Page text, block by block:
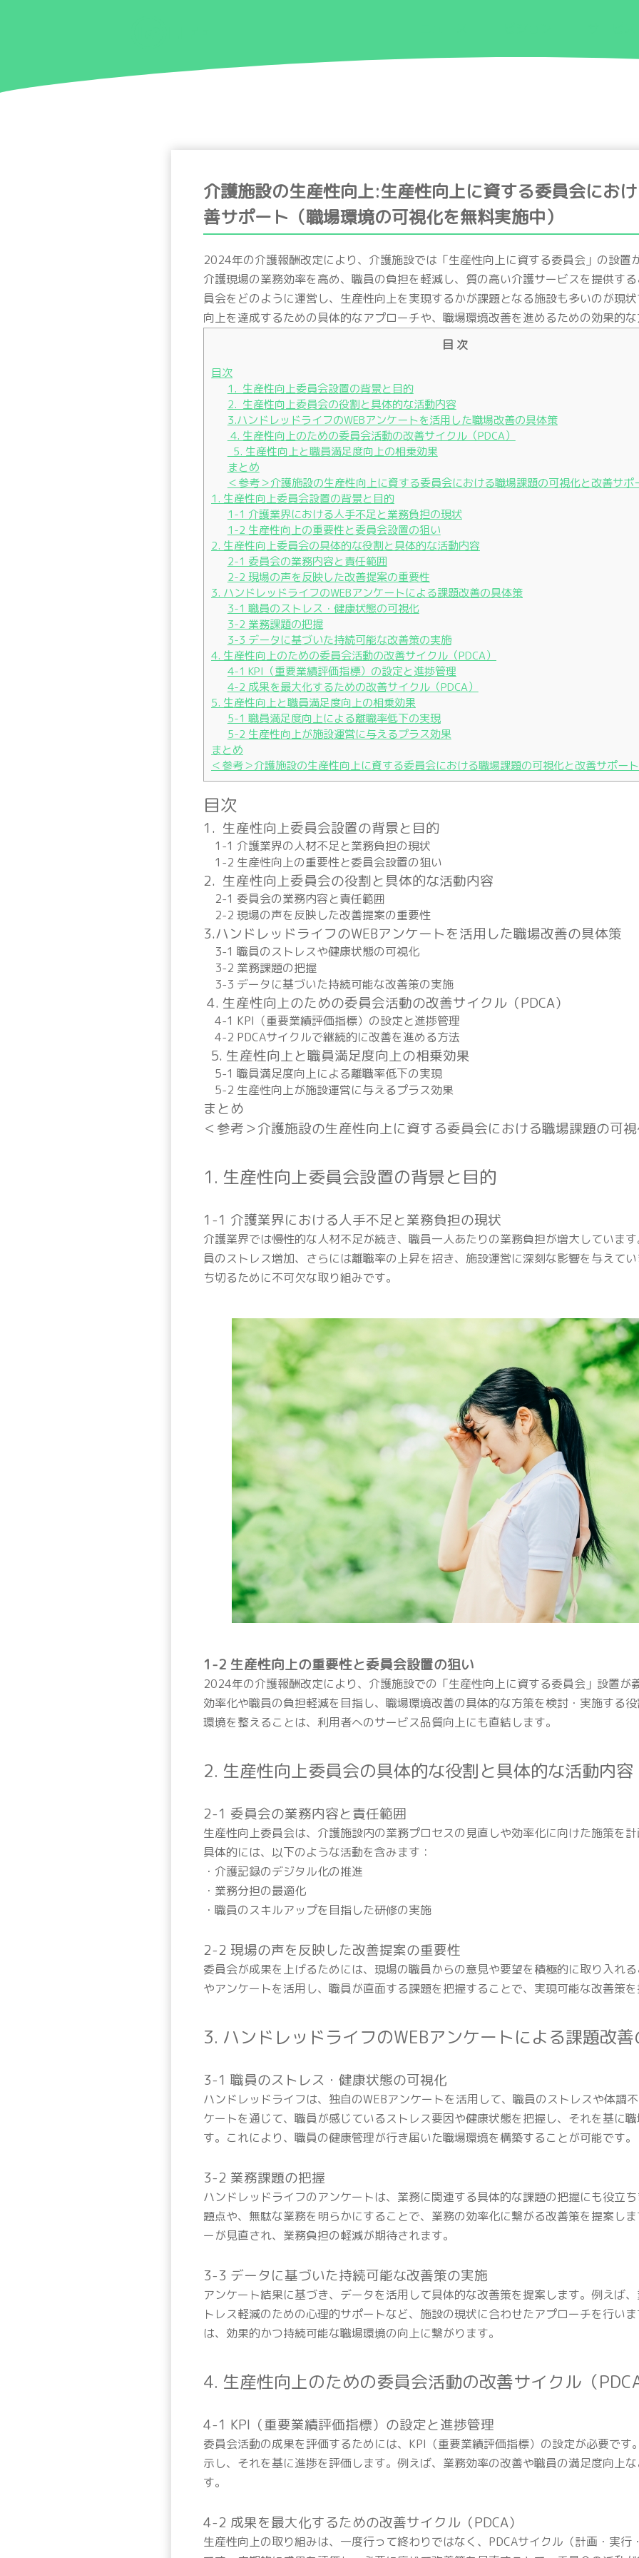
介護施設の生産性向上:生産性向上に資する委員会にお
善サポート（職場環境の可視化を無料実施中）
2024年の介護報酬改定により、介護施設では「生産性向上に資する委員会」の設置
介護現場の業務効率を高め、職員の負担を軽減し、質の高い介護サービスを提供す
員会をどのように運営し、生産性向上を実現するかが課題となる施設も多いのが現
向上を達成するための具体的なアプローチや、職場環境改善を進めるための効果的
目 次
目次
1. 生産性向上委員会設置の背景と目的
2. 生産性向上委員会の役割と具体的な活動内容
3.ハンドレッドライフのWEBアンケートを活用した職場改善の具体策
4. 生産性向上のための委員会活動の改善サイクル（PDCA）
5. 生産性向上と職員満足度向上の相乗効果
まとめ
＜参考＞介護施設の生産性向上に資する委員会における職場課題の可視化と改善サポ
1. 生産性向上委員会設置の背景と目的
1-1 介護業界における人手不足と業務負担の現状
1-2 生産性向上の重要性と委員会設置の狙い
2. 生産性向上委員会の具体的な役割と具体的な活動内容
2-1 委員会の業務内容と責任範囲
2-2 現場の声を反映した改善提案の重要性
3. ハンドレッドライフのWEBアンケートによる課題改善の具体策
3-1 職員のストレス・健康状態の可視化
3-2 業務課題の把握
3-3 データに基づいた持続可能な改善策の実施
4. 生産性向上のための委員会活動の改善サイクル（PDCA）
4-1 KPI（重要業績評価指標）の設定と進捗管理
4-2 成果を最大化するための改善サイクル（PDCA）
5. 生産性向上と職員満足度向上の相乗効果
5-1 職員満足度向上による離職率低下の実現
5-2 生産性向上が施設運営に与えるプラス効果
まとめ
＜参考＞介護施設の生産性向上に資する委員会における職場課題の可視化と改善サポー
目次
1. 生産性向上委員会設置の背景と目的
1-1 介護業界の人材不足と業務負担の現状
1-2 生産性向上の重要性と委員会設置の狙い
2. 生産性向上委員会の役割と具体的な活動内容
2-1 委員会の業務内容と責任範囲
2-2 現場の声を反映した改善提案の重要性
3.ハンドレッドライフのWEBアンケートを活用した職場改善の具体策
3-1 職員のストレスや健康状態の可視化
3-2 業務課題の把握
3-3 データに基づいた持続可能な改善策の実施
4. 生産性向上のための委員会活動の改善サイクル（PDCA）
4-1 KPI（重要業績評価指標）の設定と進捗管理
4-2 PDCAサイクルで継続的に改善を進める方法
5. 生産性向上と職員満足度向上の相乗効果
5-1 職員満足度向上による離職率低下の実現
5-2 生産性向上が施設運営に与えるプラス効果
まとめ
＜参考＞介護施設の生産性向上に資する委員会における職場課題の可
1. 生産性向上委員会設置の背景と目的
1-1 介護業界における人手不足と業務負担の現状
介護業界では慢性的な人材不足が続き、職員一人あたりの業務負担が増大していま
員のストレス増加、さらには離職率の上昇を招き、施設運営に深刻な影響を与えて
ち切るために不可欠な取り組みです。
1-2 生産性向上の重要性と委員会設置の狙い
2024年の介護報酬改定により、介護施設での「生産性向上に資する委員会」設置が
効率化や職員の負担軽減を目指し、職場環境改善の具体的な方策を検討・実施する
環境を整えることは、利用者へのサービス品質向上にも直結します。
2. 生産性向上委員会の具体的な役割と具体的な活動内容
2-1 委員会の業務内容と責任範囲
生産性向上委員会は、介護施設内の業務プロセスの見直しや効率化に向けた施策を
具体的には、以下のような活動を含みます：
・介護記録のデジタル化の推進
・業務分担の最適化
・職員のスキルアップを目指した研修の実施
2-2 現場の声を反映した改善提案の重要性
委員会が成果を上げるためには、現場の職員からの意見や要望を積極的に取り入れ
やアンケートを活用し、職員が直面する課題を把握することで、実現可能な改善策
3. ハンドレッドライフのWEBアンケートによる課題改
3-1 職員のストレス・健康状態の可視化
ハンドレッドライフは、独自のWEBアンケートを活用して、職員のストレスや体調
ケートを通じて、職員が感じているストレス要因や健康状態を把握し、それを基に
す。これにより、職員の健康管理が行き届いた職場環境を構築することが可能です。
3-2 業務課題の把握
ハンドレッドライフのアンケートは、業務に関連する具体的な課題の把握にも役立
題点や、無駄な業務を明らかにすることで、業務の効率化に繋がる改善策を提案し
ーが見直され、業務負担の軽減が期待されます。
3-3 データに基づいた持続可能な改善策の実施
アンケート結果に基づき、データを活用して具体的な改善策を提案します。例えば
トレス軽減のための心理的サポートなど、施設の現状に合わせたアプローチを行い
は、効果的かつ持続可能な職場環境の向上に繋がります。
4. 生産性向上のための委員会活動の改善サイクル（
4-1 KPI（重要業績評価指標）の設定と進捗管理
委員会活動の成果を評価するためには、KPI（重要業績評価指標）の設定が必要で
示し、それを基に進捗を評価します。例えば、業務効率の改善や職員の満足度向上
す。
4-2 成果を最大化するための改善サイクル（PDCA）
生産性向上の取り組みは、一度行って終わりではなく、PDCAサイクル（計画・実